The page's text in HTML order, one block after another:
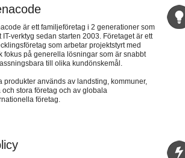
är ett familjeföretag i 2 generationer som
IT-verktyg sedan starten 2003. Företaget är ett
som arbetar projektstyrt med
fokus på generella lösningar som är snabbt
till olika kundönskemål.
produkter används av landsting, kommuner,
och stora företag och av globala
företag.